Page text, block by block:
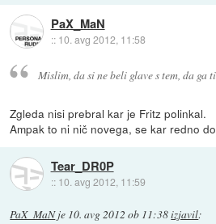
PaX_MaN
:: 10. avg 2012, 11:58
Mislim, da si ne beli glave s tem, da ga
Zgleda nisi prebral kar je Fritz polinkal.
Ampak to ni nič novega, se kar redno
Tear_DR0P
:: 10. avg 2012, 11:59
PaX_MaNje 10. avg 2012 ob 11:38izjavil: